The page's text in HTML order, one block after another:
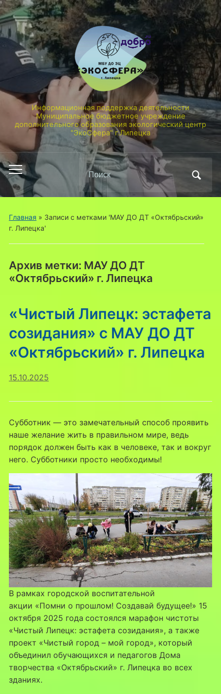
Информационная поддержка деятельности
Муниципальное бюджетное учреждение
дополнительного образования экологический центр
"ЭкоСфера" г.Липецка
Переключить
мобильное
меню
Поиск
по:
Главная » Записи с метками 'МАУ ДО ДТ «Октябрьский»
г. Липецка'
Архив метки: МАУ ДО ДТ
«Октябрьский» г. Липецка
«Чистый Липецк: эстафета
созидания» с МАУ ДО ДТ
«Октябрьский» г. Липецка
15.10.2025
Субботник — это замечательный способ проявить
наше желание жить в правильном мире, ведь
порядок должен быть как в человеке, так и вокруг
него. Субботники просто необходимы!
В рамках городской воспитательной
акции «Помни о прошлом! Создавай будущее!» 15
октября 2025 года состоялся марафон чистоты
«Чистый Липецк: эстафета созидания», а также
проект «Чистый город – мой город», который
объединил обучающихся и педагогов Дома
творчества «Октябрьский» г. Липецка во всех
зданиях.